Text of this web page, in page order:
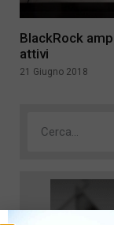
BlackRock
attivi
21 Giugno 2018